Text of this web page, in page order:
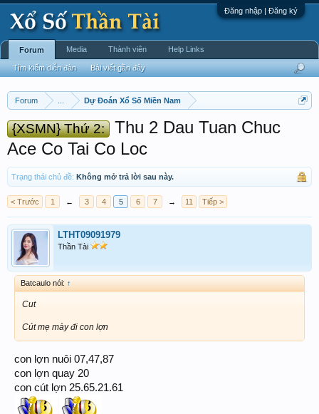
Đăng nhập | Đăng ký
Forum Dự Đoán Xổ Số Miền Nam
{XSMN} Thứ 2:
Thu 2 Dau Tuan Chuc
Ace Co Tai Co Loc
Trạng thái chủ đề: Không mở trả lời sau này.
< Trước 1 ← 3 4 5 6 7 → 11 Tiếp >
LTHT09091979
Thần Tài
Batcaulo nói: ↑
Cut
Cút mẹ mày đi con lợn
con lợn nuôi 07,47,87
con lợn quay 20
con cút lợn 25.65.21.61
Forum
Tìm kiếm diễn đàn Bài viết gần đây
Media Thành viên Help Links